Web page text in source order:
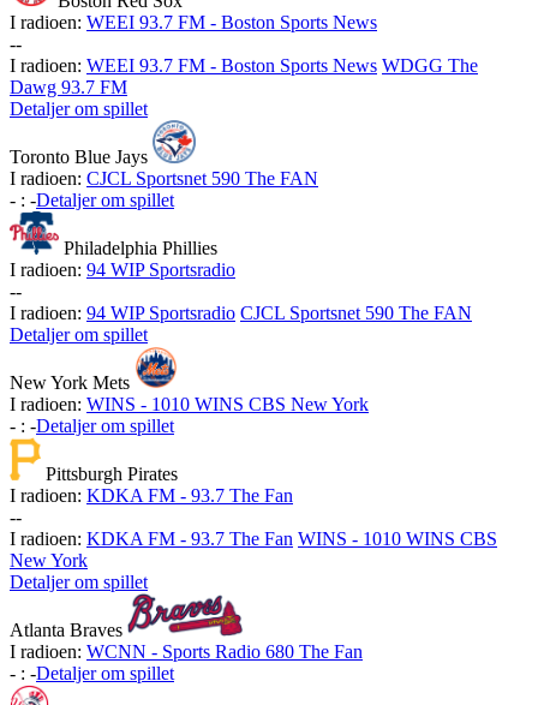
I radioen: WEEI 93.7 FM - Boston Sports News
--
I radioen: WEEI 93.7 FM - Boston Sports News WDGG The
Dawg 93.7 FM
Detaljer om spillet
Toronto Blue Jays
I radioen: CJCL Sportsnet 590 The FAN
- : -Detaljer om spillet
Philadelphia Phillies
I radioen: 94 WIP Sportsradio
--
I radioen: 94 WIP Sportsradio CJCL Sportsnet 590 The FAN
Detaljer om spillet
New York Mets
I radioen: WINS - 1010 WINS CBS New York
- : -Detaljer om spillet
Pittsburgh Pirates
I radioen: KDKA FM - 93.7 The Fan
--
I radioen: KDKA FM - 93.7 The Fan WINS - 1010 WINS CBS
New York
Detaljer om spillet
Atlanta Braves
I radioen: WCNN - Sports Radio 680 The Fan
- : -Detaljer om spillet